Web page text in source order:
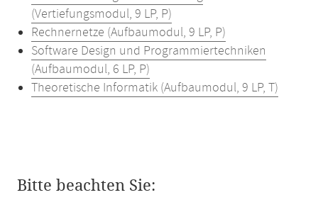
(Vertiefungsmodul, 9 LP, P)
Rechnernetze (Aufbaumodul, 9 LP, P)
Software Design und Programmiertechniken
(Aufbaumodul, 6 LP, P)
Theoretische Informatik (Aufbaumodul, 9 LP, T)
Bitte beachten Sie: